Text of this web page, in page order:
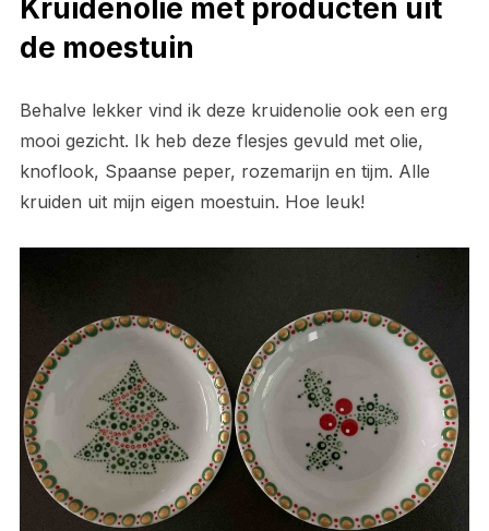
Kruidenolie met producten uit
de moestuin
Behalve lekker vind ik deze kruidenolie ook een erg
mooi gezicht. Ik heb deze flesjes gevuld met olie,
knoflook, Spaanse peper, rozemarijn en tijm. Alle
kruiden uit mijn eigen moestuin. Hoe leuk!